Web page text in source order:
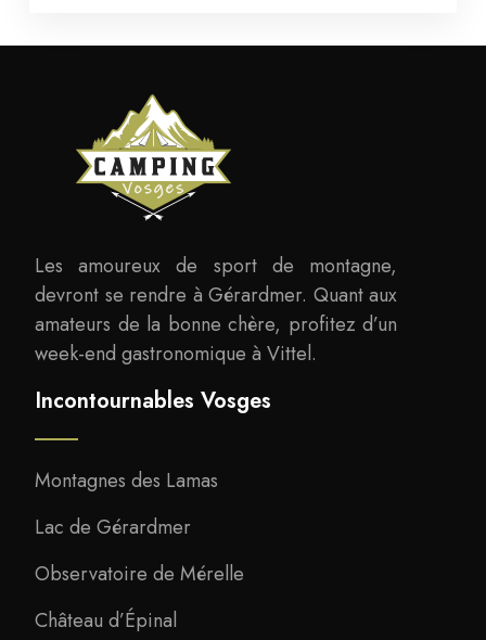
Les amoureux de sport de montagne,
devront se rendre à Gérardmer. Quant aux
amateurs de la bonne chère, profitez d’un
week-end gastronomique à Vittel.
Incontournables Vosges
Montagnes des Lamas
Lac de Gérardmer
Observatoire de Mérelle
Château d’Épinal